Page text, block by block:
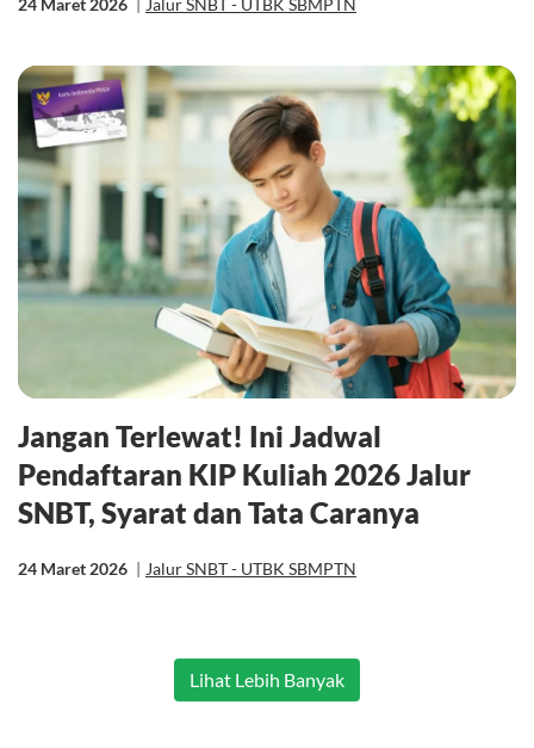
24 Maret 2026 | Jalur SNBT - UTBK SBMPTN
Jangan Terlewat! Ini Jadwal
Pendaftaran KIP Kuliah 2026 Jalur
SNBT, Syarat dan Tata Caranya
24 Maret 2026 | Jalur SNBT - UTBK SBMPTN
Lihat Lebih Banyak